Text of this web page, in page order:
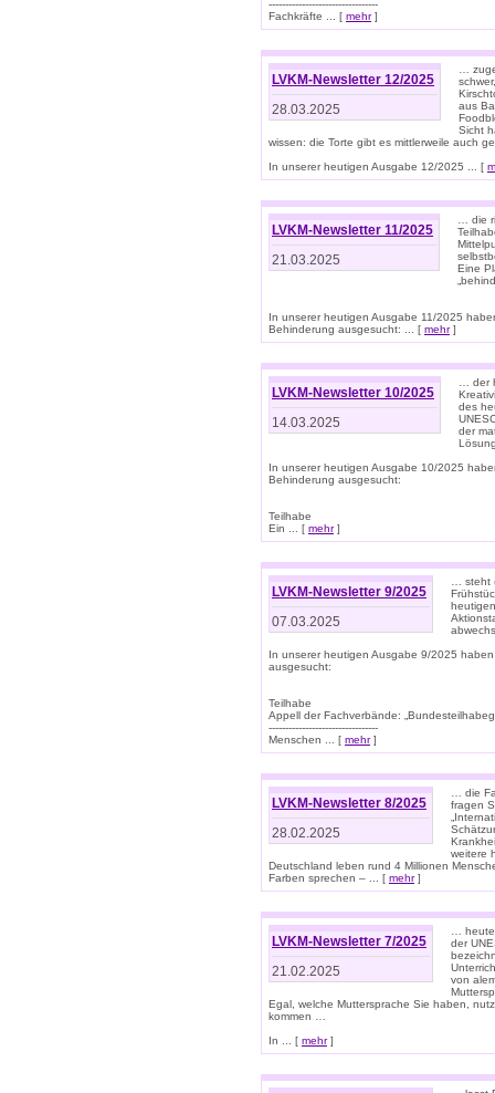
---------------------------------
Fachkräfte ... [ mehr]
LVKM-Newsletter 12/2025
28.03.2025
…
aus
Sicht
wissen: die Torte gibt es mittlerweile auch
In unserer heutigen Ausgabe 12/2025 ... [
LVKM-Newsletter 11/2025
21.03.2025
… die
Eine
In unserer heutigen Ausgabe 11/2025
Behinderung ausgesucht: ... [ mehr]
LVKM-Newsletter 10/2025
14.03.2025
… der
des
der
In unserer heutigen Ausgabe 10/2025
Behinderung ausgesucht:
Teilhabe
Ein ... [ mehr]
LVKM-Newsletter 9/2025
07.03.2025
… steht
In unserer heutigen Ausgabe 9/2025
ausgesucht:
Teilhabe
Appell der Fachverbände:
---------------------------------
Menschen ... [ mehr]
LVKM-Newsletter 8/2025
28.02.2025
… die
fragen
weitere
Deutschland leben rund 4 Millionen
Farben sprechen – ... [ mehr]
LVKM-Newsletter 7/2025
21.02.2025
…
der
von
Egal, welche Muttersprache Sie haben,
kommen …
In ... [ mehr]